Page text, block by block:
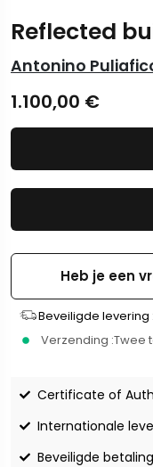
Reflected
Antonino
1.100,00 €
Heb je een
Beveiligde levering :
Verzending :Twee
Certificate of
Internationale
Beveiligde betaling